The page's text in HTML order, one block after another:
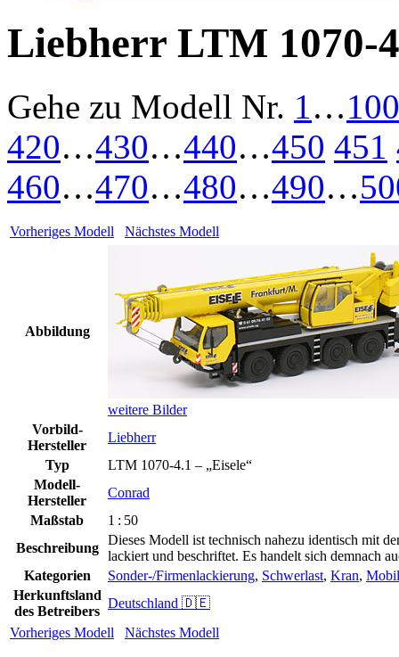
Liebherr LTM 1070-
Gehe zu Modell Nr. 1…100
420…430…440…450 451
460…470…480…490…
Vorheriges Modell Nächstes Modell
Abbildung
weitere Bilder
Vorbild-
Hersteller
Liebherr
Typ
LTM 1070-4.1 – „Eisele“
Modell-
Hersteller
Conrad
Maßstab
1 : 50
Beschreibung
Dieses Modell ist technisch nahezu identisch mit
lackiert und beschriftet. Es handelt sich demnach
Kategorien
Sonder-/Firmenlackierung, Schwerlast, Kran,
Herkunftsland
des Betreibers
Deutschland 🇩🇪
Vorheriges Modell
Nächstes Modell